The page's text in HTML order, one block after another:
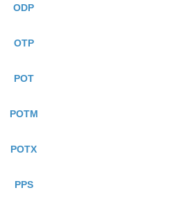
ODP
OTP
POT
POTM
POTX
PPS